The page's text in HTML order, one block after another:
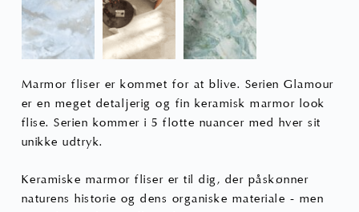
Marmor fliser er kommet for at blive. Serien Glamour
er en meget detaljerig og fin keramisk marmor look
flise. Serien kommer i 5 flotte nuancer med hver sit
unikke udtryk.
Keramiske marmor fliser er til dig, der påskønner
naturens historie og dens organiske materiale - men